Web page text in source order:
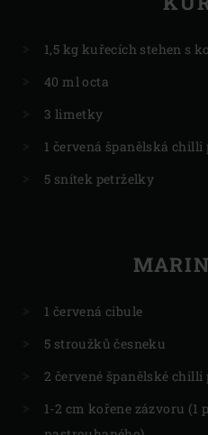
1,5 kg kuřecích stehen s
40 ml octa
3 limetky
1 červená španělská chilli
5 snítek petrželky
1 červená cibule
5 stroužků česneku
2 červené španělské
1-2 cm kořene zázvoru (1